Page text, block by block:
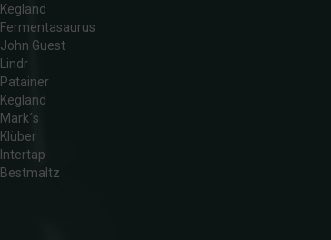
Kegland
Fermentasaurus
John Guest
Lindr
Patainer
Kegland
Mark´s
Klüber
Intertap
Bestmaltz